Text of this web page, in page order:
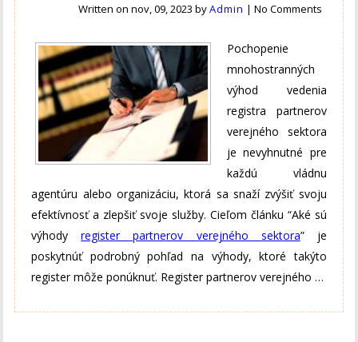
Written onnov, 09, 2023 byAdmin |No Comments
Pochopenie
mnohostranných
výhod vedenia
registra partnerov
verejného sektora
je nevyhnutné pre
každú vládnu
agentúru alebo organizáciu, ktorá sa snaží zvýšiť svoju
efektívnosť a zlepšiť svoje služby. Cieľom článku “Aké sú
výhodyregister partnerov verejného sektora” je
poskytnúť podrobný pohľad na výhody, ktoré takýto
register môže ponúknuť. Register partnerov verejného …